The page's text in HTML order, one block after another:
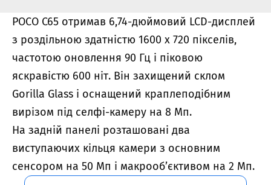
POCO C65 отримав 6,74-дюймовий LCD-дисплей
з роздільною здатністю 1600 x 720 пікселів,
частотою оновлення 90 Гц і піковою
яскравістю 600 ніт. Він захищений склом
Gorilla Glass і оснащений краплеподібним
вирізом під селфі-камеру на 8 Мп.
На задній панелі розташовані два
виступаючих кільця камери з основним
сенсором на 50 Мп і макрооб’єктивом на 2 Мп.